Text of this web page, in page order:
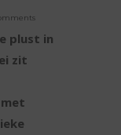
plust in
zit